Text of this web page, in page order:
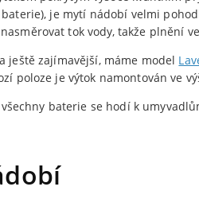
je mytí nádobí velmi
tok vody, takže plnění
ještě zajímavější, máme model
poloze je výtok namontován ve
baterie se hodí k